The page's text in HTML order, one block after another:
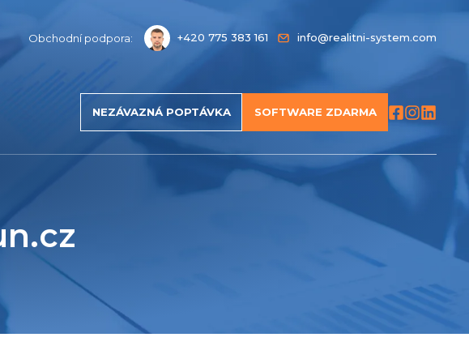
Obchodní podpora: +420 775 383 161 info@realitni-system.com
NEZÁVAZNÁ POPTÁVKA SOFTWARE ZDARMA